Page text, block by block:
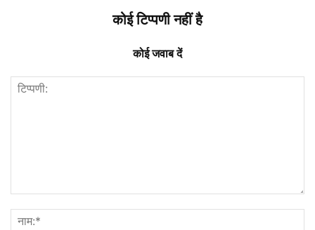
कोई टिप्पणी नहीं है
कोई जवाब दें